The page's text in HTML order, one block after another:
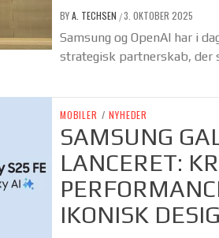
BYA. TECHSEN /3. OKTOBER 2025
Samsung og OpenAI har i
strategisk partnerskab,
MOBILER / NYHEDER
SAMSUNG
LANCERET:
IKONISK